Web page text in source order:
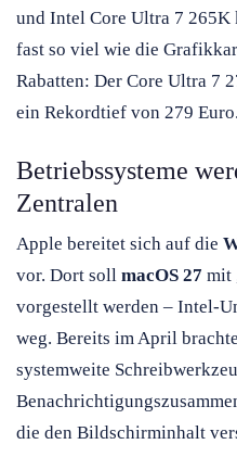
und Intel Core Ultra 7 265K
fast so viel wie die
Rabatten: Der Core Ultra 7
ein Rekordtief von 279 Euro.
Betriebssysteme
Zentralen
Apple bereitet sich auf die
vor. Dort soll macOS 27 mit
vorgestellt werden – Intel-
weg. Bereits im April
systemweite
die den Bildschirminhalt